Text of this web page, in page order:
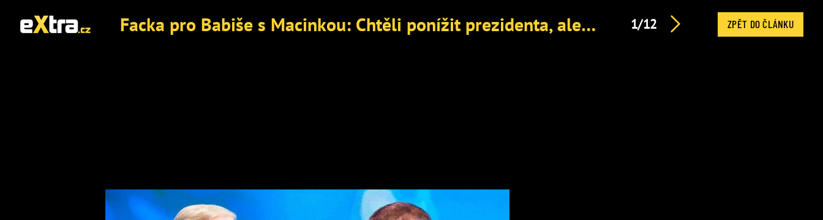
Facka pro Babiše s Macinkou: Chtěli ponížit prezidenta, ale ztrapnili sami sebe, směje se Fiala 1/12 ZPĚT DO ČLÁNKU